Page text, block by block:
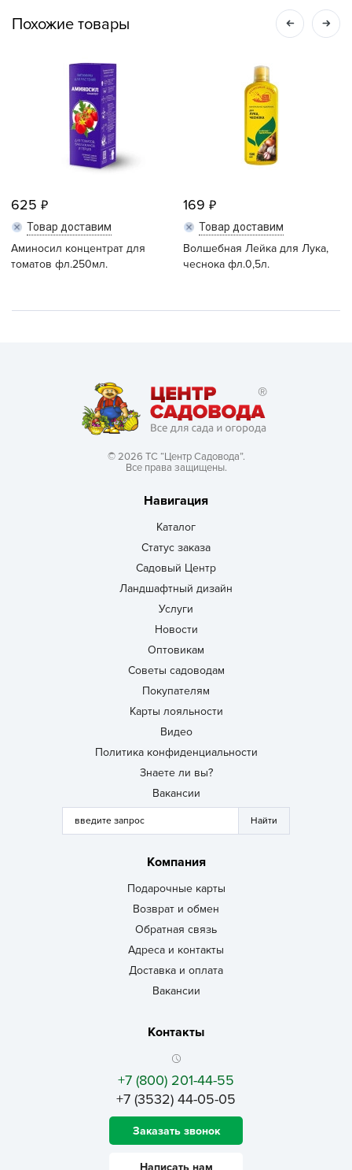
Похожие товары
625
Товар доставим
Аминосил концентрат для
томатов фл.250мл.
169
Товар доставим
Волшебная Лейка для Лука,
чеснока фл.0,5л.
© 2026 ТС “Центр Садовода”.
Все права защищены.
Навигация
Каталог
Статус заказа
Садовый Центр
Ландшафтный дизайн
Услуги
Новости
Оптовикам
Советы садоводам
Покупателям
Карты лояльности
Видео
Политика конфиденциальности
Знаете ли вы?
Вакансии
Компания
Подарочные карты
Возврат и обмен
Обратная связь
Адреса и контакты
Доставка и оплата
Вакансии
Контакты
+7 (800) 201-44-55
+7 (3532) 44-05-05
Заказать звонок
Написать нам